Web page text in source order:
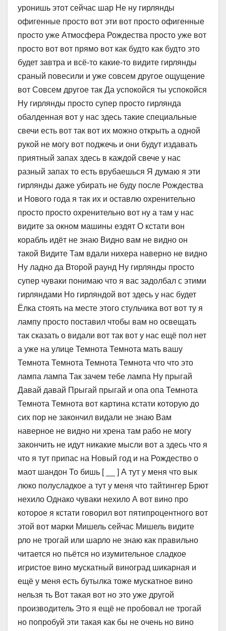
уронишь этот сейчас шар Не ну гирлянды
офигенные просто вот эти вот просто офигенные
просто уже Атмосфера Рождества просто уже вот
просто вот вот прямо вот как будто как будто это
будет завтра и всё-то какие-то видите гирлянды
сраный повесили и уже совсем другое ощущение
вот Совсем другое так Да успокойся ты успокойся
Ну гирлянды просто супер просто гирлянда
обалденная вот у нас здесь такие специальные
свечи есть вот так вот их можно открыть а одной
рукой не могу вот поджечь и они будут издавать
приятный запах здесь в каждой свече у нас
разный запах то есть врубаешься Я думаю я эти
гирлянды даже убирать не буду после Рождества
и Нового года я так их и оставлю охренительно
просто просто охренительно вот ну а там у нас
видите за окном машины ездят О кстати вон
корабль идёт не знаю Видно вам не видно он
такой Видите Там вдали нихера наверно не видно
Ну ладно да Второй раунд Ну гирлянды просто
супер чуваки понимаю что я вас задолбал с этими
гирляндами Но гирляндой вот здесь у нас будет
Ёлка стоять на месте этого стульчика вот вот ту я
лампу просто поставил чтобы вам но освещать
так сказать о видали вот так вот у нас ещё пол нет
а уже на улице Темнота Темнота мать вашу
Темнота Темнота Темнота Темнота что что это
лампа лампа Так зачем тебе лампа Ну прыгай
Давай давай Прыгай прыгай и опа опа Темнота
Темнота Темнота вот картина кстати которую до
сих пор не закончил видали не знаю Вам
наверное не видно ни хрена там рабо не могу
закончить не идут никакие мысли вот а здесь что я
что я тут припас на Новый год и на Рождество о
маот шандон То бишь [ __ ] А тут у меня что вык
люко полусладкое а тут у меня что тайтингер Брют
нехило Однако чуваки нехило А вот вино про
которое я кстати говорил вот пятипроцентного вот
этой вот марки Мишель сейчас Мишель видите
рло не трогай или шарло не знаю как правильно
читается но пьётся но изумительное сладкое
игристое вино мускатный виноград шикарная и
ещё у меня есть бутылка тоже мускатное вино
нельзя ть Вот такая вот но это уже другой
производитель Это я ещё не пробовал не трогай
но попробуй эти такая как бы не очень но вино